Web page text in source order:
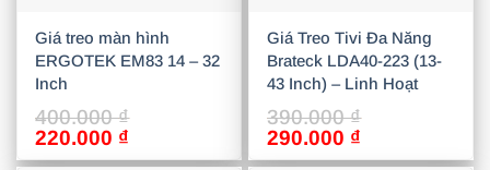
Giá treo màn hình
ERGOTEK EM83 14 – 32
Inch
400.000₫
Giá
gốc
220.000 ₫
hiện
Giá Treo Tivi Đa Năng
Brateck LDA40-223 (13-
43 Inch) – Linh Hoạt
390.000₫
Giá
gốc
290.000 ₫
hiện